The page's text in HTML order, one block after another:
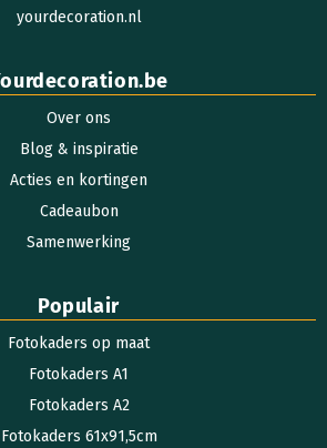
yourdecoration.nl
Over ons
Blog & inspiratie
Acties en kortingen
Cadeaubon
Samenwerking
Populair
Fotokaders op maat
Fotokaders A1
Fotokaders A2
Fotokaders 61x91,5cm